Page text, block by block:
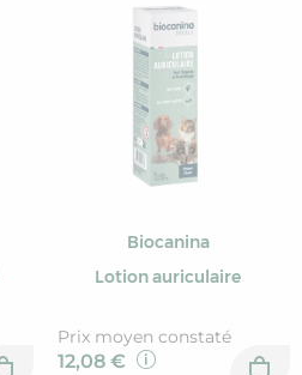
Biocanina
Lotion auriculaire
Prix moyen constaté
12,08 €